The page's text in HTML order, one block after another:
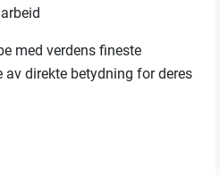
med verdens fineste
direkte betydning for deres